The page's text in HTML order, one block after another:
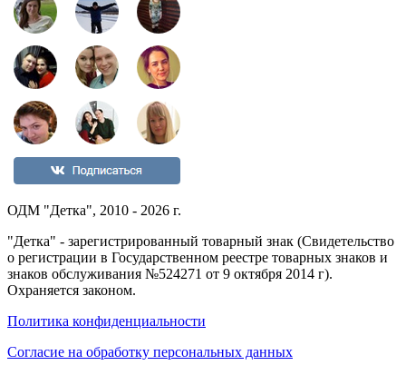
ОДМ "Детка", 2010 - 2026 г.
"Детка" - зарегистрированный товарный знак (Свидетельство
о регистрации в Государственном реестре товарных знаков и
знаков обслуживания №524271 от 9 октября 2014 г).
Охраняется законом.
Политика конфиденциальности
Согласие на обработку персональных данных